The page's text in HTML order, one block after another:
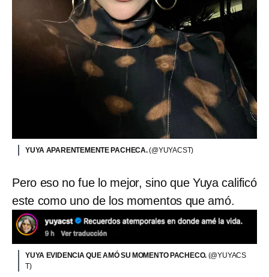
YUYA APARENTEMENTE PACHECA.(@YUYACST)
Pero eso no fue lo mejor, sino que Yuya calificó
este como uno de los momentos que amó.
YUYA EVIDENCIA QUE AMÓ SU MOMENTO PACHECO. (@YUYACS
T)